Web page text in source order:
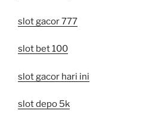
slot gacor 777
slot bet 100
slot gacor hari ini
slot depo 5k